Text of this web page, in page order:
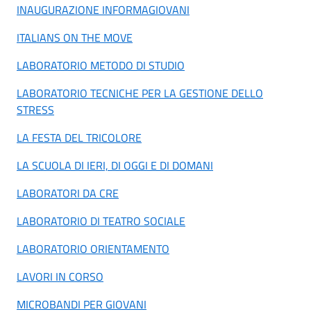
INAUGURAZIONE INFORMAGIOVANI
ITALIANS ON THE MOVE
LABORATORIO METODO DI STUDIO
LABORATORIO TECNICHE PER LA GESTIONE DELLO
STRESS
LA FESTA DEL TRICOLORE
LA SCUOLA DI IERI, DI OGGI E DI DOMANI
LABORATORI DA CRE
LABORATORIO DI TEATRO SOCIALE
LABORATORIO ORIENTAMENTO
LAVORI IN CORSO
MICROBANDI PER GIOVANI